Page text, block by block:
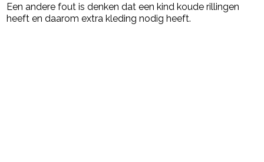
Een andere fout is denken dat een kind koude rillingen
heeft en daarom extra kleding nodig heeft.